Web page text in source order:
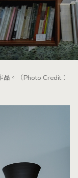
。（Photo Credit：